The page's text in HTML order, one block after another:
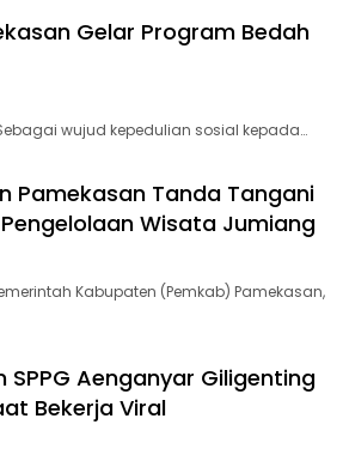
Gelar Program Bedah
wujud kepedulian sosial kepada…
Pamekasan Tanda Tangani
Wisata Jumiang
Kabupaten (Pemkab) Pamekasan,
SPPG Aenganyar Giligenting
Bekerja Viral